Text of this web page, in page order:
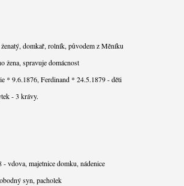
domkař, rolník, původem z Měníku
žena, spravuje domácnost
* 9.6.1876, Ferdinand * 24.5.1879 - děti
- 3 krávy.
vdova, majetnice domku, nádenice
syn, pacholek